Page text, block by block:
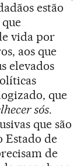
estão
vida por
aos que
elevados
que
sós.
que são
Estado de
de